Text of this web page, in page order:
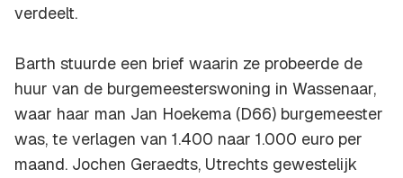
verdeelt.
Barth stuurde een brief waarin ze probeerde de
huur van de burgemeesterswoning in Wassenaar,
waar haar man Jan Hoekema (D66) burgemeester
was, te verlagen van 1.400 naar 1.000 euro per
maand. Jochen Geraedts, Utrechts gewestelijk